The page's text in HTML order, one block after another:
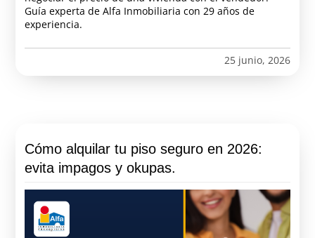
Guía experta de Alfa Inmobiliaria con 29 años de
experiencia.
25 junio, 2026
Cómo alquilar tu piso seguro en 2026:
evita impagos y okupas.